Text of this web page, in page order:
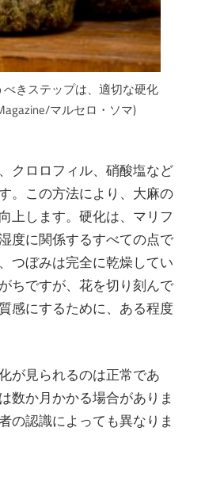
きステップは、適切な硬化
マルセロ・ソマ)
クロロフィル、硝酸塩など
。この方法により、大麻の
上します。硬化は、マリフ
度に関係するすべての点で
つぼみは完全に乾燥してい
ちですが、花を切り刻んで
感にするために、ある程度
が見られるのは正常であ
数か月かかる場合がありま
の認識によっても異なりま